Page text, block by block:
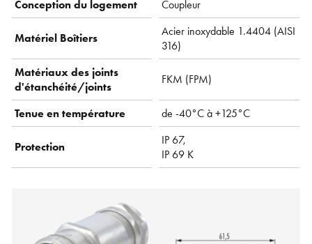
Conception du logement Coupleur
Matériel Boîtiers
Acier inoxydable 1.4404 (AISI
316)
Matériaux des joints
d'étanchéité/joints
FKM (FPM)
Tenue en température de -40°C à +125°C
Protection
IP 67,
IP 69 K